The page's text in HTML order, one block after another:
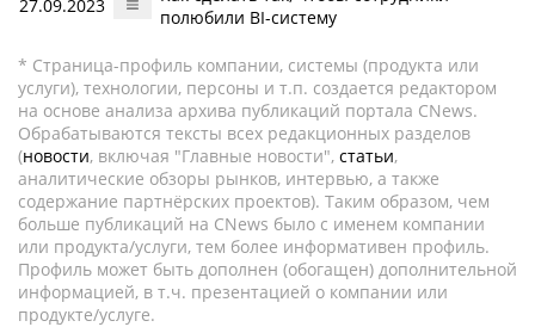
27.09.2023
полюбили BI-систему
* Страница-профиль компании, системы (продукта или
услуги), технологии, персоны и т.п. создается редактором
на основе анализа архива публикаций портала CNews.
Обрабатываются тексты всех редакционных разделов
(новости, включая "Главные новости", статьи,
аналитические обзоры рынков, интервью, а также
содержание партнёрских проектов). Таким образом, чем
больше публикаций на CNews было с именем компании
или продукта/услуги, тем более информативен профиль.
Профиль может быть дополнен (обогащен) дополнительной
информацией, в т.ч. презентацией о компании или
продукте/услуге.